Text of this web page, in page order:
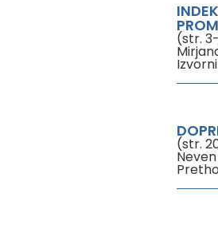
(str.
(str.